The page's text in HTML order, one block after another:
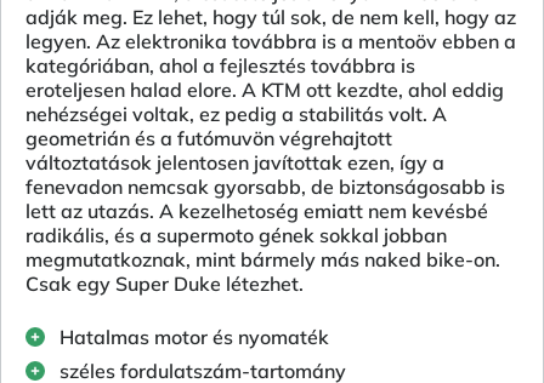
adják meg. Ez lehet, hogy túl sok, de nem kell, hogy az
legyen. Az elektronika továbbra is a mentoöv ebben a
kategóriában, ahol a fejlesztés továbbra is
eroteljesen halad elore. A KTM ott kezdte, ahol eddig
nehézségei voltak, ez pedig a stabilitás volt. A
geometrián és a futómuvön végrehajtott
változtatások jelentosen javítottak ezen, így a
fenevadon nemcsak gyorsabb, de biztonságosabb is
lett az utazás. A kezelhetoség emiatt nem kevésbé
radikális, és a supermoto gének sokkal jobban
megmutatkoznak, mint bármely más naked bike-on.
Csak egy Super Duke létezhet.
Hatalmas motor és nyomaték
széles fordulatszám-tartomány